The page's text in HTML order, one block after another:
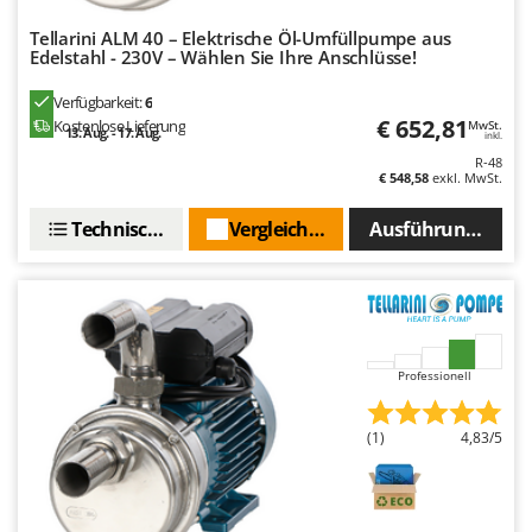
Omas
Ompagrill
Oriental Koshin
Palazzetti
Partisani
Paterlini
Philips
Pramac
Prismafood
R.G.V.
Tellarini ALM 40 – Elektrische Öl-Umfüllpumpe aus
Edelstahl - 230V – Wählen Sie Ihre Anschlüsse!
Verfügbarkeit:6
Kostenlose Lieferung
13. Aug. - 17. Aug. € 652,81 MwSt.
inkl.
R-48
€ 548,58 exkl. MwSt.
Ausführungen(3)
Vergleichen Sie
Technische Daten
Professionell
(1) 4,83/5